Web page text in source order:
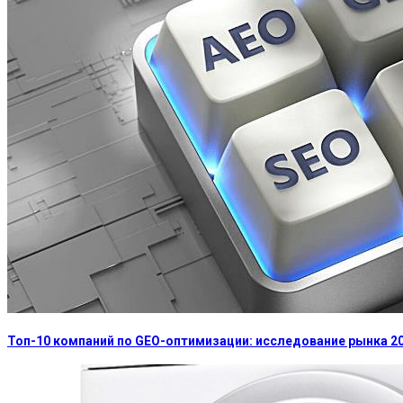
Топ-10 компаний по GEO-оптимизации: исследование рынка